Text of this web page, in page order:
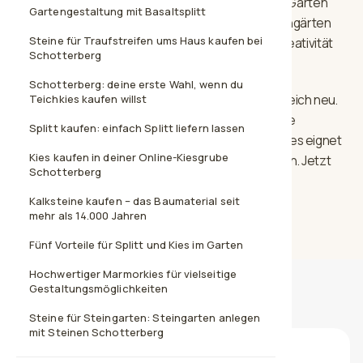
Gartengestaltung mit Basaltsplitt
Steine für Traufstreifen ums Haus kaufen bei
Schotterberg
Schotterberg: deine erste Wahl, wenn du
Teichkies kaufen willst
Splitt kaufen: einfach Splitt liefern lassen
Kies kaufen in deiner Online-Kiesgrube
Schotterberg
Kalksteine kaufen – das Baumaterial seit
mehr als 14.000 Jahren
Fünf Vorteile für Splitt und Kies im Garten
Hochwertiger Marmorkies für vielseitige
Gestaltungsmöglichkeiten
Steine für Steingarten: Steingarten anlegen
mit Steinen Schotterberg
individuell zu gestalten. Von minimalistischen Steingärten
bis zum gemütlichen Landhaus-Stil sind deiner Kreativität
keine Grenzen gesetzt.
Definiere einzelne Bereiche in deinem Außenbereich neu.
Baue einzigartige Sichtschutzwände oder kreiere
außergewöhnliche Beete. Der Granit Gletscherkies eignet
sich für zahlreiche Ideen rund um Haus und Garten. Jetzt
Gletscherkies Granit 10-20 mm kaufen!
Bewertungen unserer Kunden